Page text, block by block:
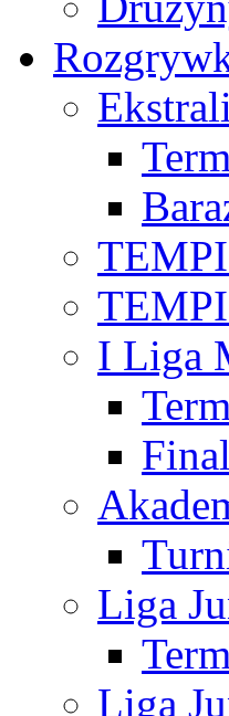
I Liga
Liga
Liga